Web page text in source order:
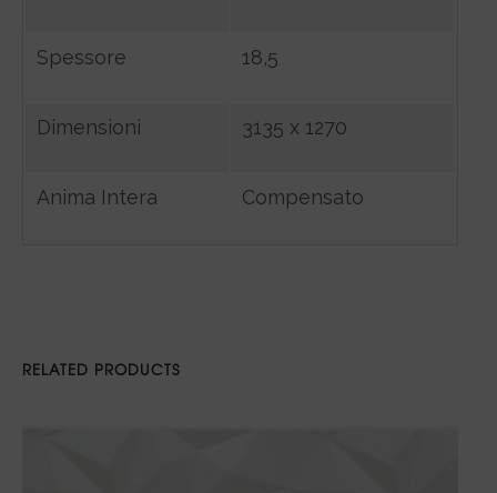
Spessore 18,5
Dimensioni 3135 x 1270
Anima Intera Compensato
RELATED PRODUCTS